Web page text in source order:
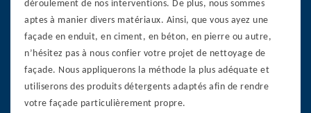
déroulement de nos interventions. De plus, nous sommes
aptes à manier divers matériaux. Ainsi, que vous ayez une
façade en enduit, en ciment, en béton, en pierre ou autre,
n’hésitez pas à nous confier votre projet de nettoyage de
façade. Nous appliquerons la méthode la plus adéquate et
utiliserons des produits détergents adaptés afin de rendre
votre façade particulièrement propre.